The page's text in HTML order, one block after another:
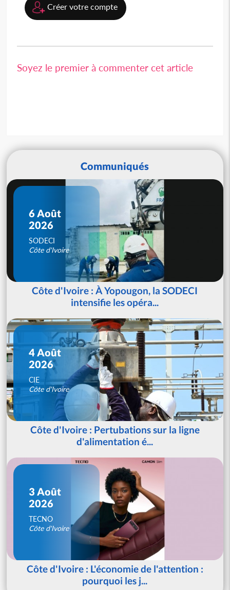
Créer votre compte
Soyez le premier à commenter cet article
Communiqués
6 Août
2026
SODECI
Côte d'Ivoire
Côte d'Ivoire : À Yopougon, la SODECI
intensifie les opéra...
4 Août
2026
CIE
Côte d'Ivoire
Côte d'Ivoire : Pertubations sur la ligne
d'alimentation é...
3 Août
2026
TECNO
Côte d'Ivoire
Côte d'Ivoire : L'économie de l'attention :
pourquoi les j...